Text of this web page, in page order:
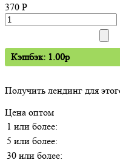
370 P
Кэшбэк: 1.00p
Получить лендинг для
Цена оптом
1 или более:
5 или более:
30 или более: